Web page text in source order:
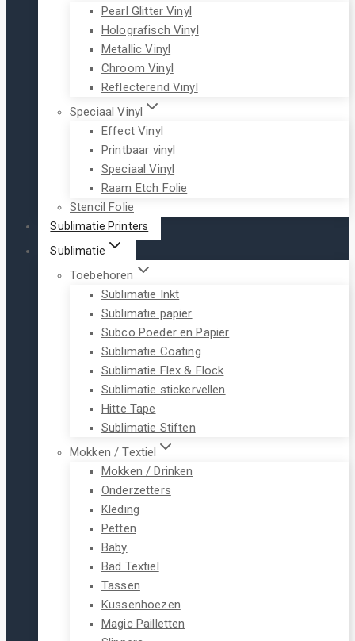
Pearl Glitter Vinyl
Holografisch Vinyl
Metallic Vinyl
Chroom Vinyl
Reflecterend Vinyl
Speciaal Vinyl
Effect Vinyl
Printbaar vinyl
Speciaal Vinyl
Raam Etch Folie
Stencil Folie
Sublimatie Printers
Sublimatie
Toebehoren
Sublimatie Inkt
Sublimatie papier
Subco Poeder en Papier
Sublimatie Coating
Sublimatie Flex & Flock
Sublimatie stickervellen
Hitte Tape
Sublimatie Stiften
Mokken / Textiel
Mokken / Drinken
Onderzetters
Kleding
Petten
Baby
Bad Textiel
Tassen
Kussenhoezen
Magic Pailletten